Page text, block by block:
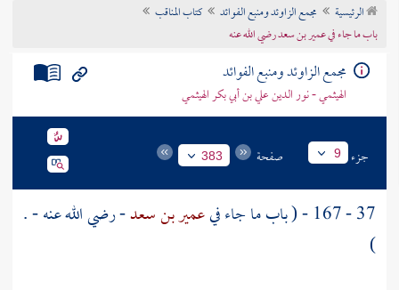
تراجم الأعلام
الرئيسية مجمع الزاوئد ومنبع الفوائد
كتاب المناقب
باب ما جاء في عمير بن سعد رضي الله عنه
مجمع الزاوئد ومنبع الفوائد
الهيثمي - نور الدين علي بن أبي بكر الهيثمي
جزء 9 صفحة 383
37 - 167 - ( باب ما جاء في عمير بن سعد- رضي الله عنه - .
)